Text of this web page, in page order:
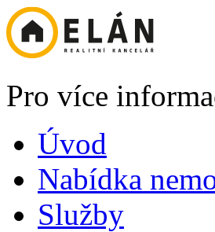
Pro více
Úvod
Nabídka
Služby